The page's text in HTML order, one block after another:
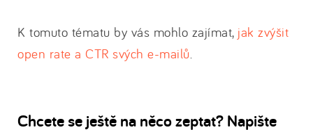
K tomuto tématu by vás mohlo zajímat, jak zvýšit
open rate a CTR svých e-mailů
Chcete se ještě na něco zeptat? Napište